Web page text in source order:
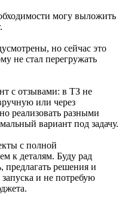
могу выложить
но сейчас это
не стал перегружать
с отзывами: в ТЗ не
или через
реализовать разными
вариант под задачу.
с полной
к деталям. Буду рад
предлагать решения и
и не потребую